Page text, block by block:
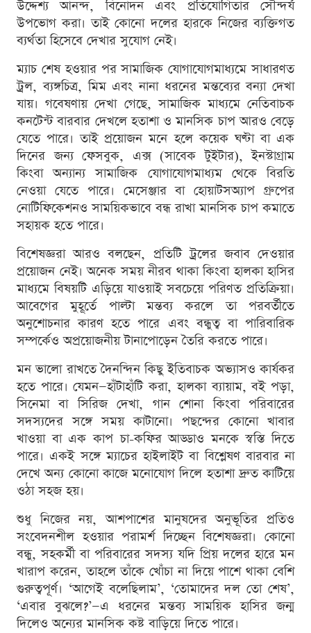
উদ্দেশ্য আনন্দ, বিনোদন এবং প্রতিযোগিতার সৌন্দর্য
উপভোগ করা। তাই কোনো দলের হারকে নিজের ব্যক্তিগত
ব্যর্থতা হিসেবে দেখার সুযোগ নেই।
ম্যাচ শেষ হওয়ার পর সামাজিক যোগাযোগমাধ্যমে সাধারণত
ট্রল, ব্যঙ্গচিত্র, মিম এবং নানা ধরনের মন্তব্যের বন্যা দেখা
যায়। গবেষণায় দেখা গেছে, সামাজিক মাধ্যমে নেতিবাচক
কনটেন্ট বারবার দেখলে হতাশা ও মানসিক চাপ আরও বেড়ে
যেতে পারে। তাই প্রয়োজন মনে হলে কয়েক ঘণ্টা বা এক
দিনের জন্য ফেসবুক, এক্স (সাবেক টুইটার), ইনস্টাগ্রাম
কিংবা অন্যান্য সামাজিক যোগাযোগমাধ্যম থেকে বিরতি
নেওয়া যেতে পারে। মেসেঞ্জার বা হোয়াটসঅ্যাপ গ্রুপের
নোটিফিকেশনও সাময়িকভাবে বন্ধ রাখা মানসিক চাপ কমাতে
সহায়ক হতে পারে।
বিশেষজ্ঞরা আরও বলছেন, প্রতিটি ট্রলের জবাব দেওয়ার
প্রয়োজন নেই। অনেক সময় নীরব থাকা কিংবা হালকা হাসির
মাধ্যমে বিষয়টি এড়িয়ে যাওয়াই সবচেয়ে পরিণত প্রতিক্রিয়া।
আবেগের মুহূর্তে পাল্টা মন্তব্য করলে তা পরবর্তীতে
অনুশোচনার কারণ হতে পারে এবং বন্ধুত্ব বা পারিবারিক
সম্পর্কেও অপ্রয়োজনীয় টানাপোড়েন তৈরি করতে পারে।
মন ভালো রাখতে দৈনন্দিন কিছু ইতিবাচক অভ্যাসও কার্যকর
হতে পারে। যেমন—হাঁটাহাঁটি করা, হালকা ব্যায়াম, বই পড়া,
সিনেমা বা সিরিজ দেখা, গান শোনা কিংবা পরিবারের
সদস্যদের সঙ্গে সময় কাটানো। পছন্দের কোনো খাবার
খাওয়া বা এক কাপ চা-কফির আড্ডাও মনকে স্বস্তি দিতে
পারে। একই সঙ্গে ম্যাচের হাইলাইট বা বিশ্লেষণ বারবার না
দেখে অন্য কোনো কাজে মনোযোগ দিলে হতাশা দ্রুত কাটিয়ে
ওঠা সহজ হয়।
শুধু নিজের নয়, আশপাশের মানুষদের অনুভূতির প্রতিও
সংবেদনশীল হওয়ার পরামর্শ দিচ্ছেন বিশেষজ্ঞরা। কোনো
বন্ধু, সহকর্মী বা পরিবারের সদস্য যদি প্রিয় দলের হারে মন
খারাপ করেন, তাহলে তাঁকে খোঁচা না দিয়ে পাশে থাকা বেশি
গুরুত্বপূর্ণ। ‘আগেই বলেছিলাম’, ‘তোমাদের দল তো শেষ’,
‘এবার বুঝলে?’—এ ধরনের মন্তব্য সাময়িক হাসির জন্ম
দিলেও অন্যের মানসিক কষ্ট বাড়িয়ে দিতে পারে।